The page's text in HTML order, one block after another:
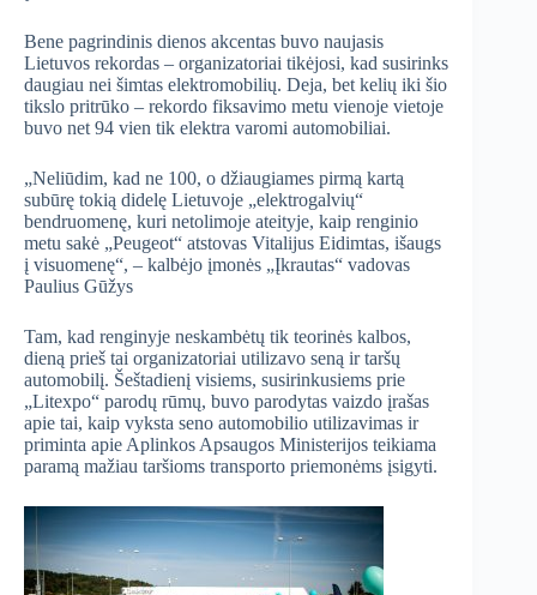
Bene pagrindinis dienos akcentas buvo naujasis
Lietuvos rekordas – organizatoriai tikėjosi, kad susirinks
daugiau nei šimtas elektromobilių. Deja, bet kelių iki šio
tikslo pritrūko – rekordo fiksavimo metu vienoje vietoje
buvo net 94 vien tik elektra varomi automobiliai.
„Neliūdim, kad ne 100, o džiaugiames pirmą kartą
subūrę tokią didelę Lietuvoje „elektrogalvių“
bendruomenę, kuri netolimoje ateityje, kaip renginio
metu sakė „Peugeot“ atstovas Vitalijus Eidimtas, išaugs
į visuomenę“, – kalbėjo įmonės „Įkrautas“ vadovas
Paulius Gūžys
Tam, kad renginyje neskambėtų tik teorinės kalbos,
dieną prieš tai organizatoriai utilizavo seną ir taršų
automobilį. Šeštadienį visiems, susirinkusiems prie
„Litexpo“ parodų rūmų, buvo parodytas vaizdo įrašas
apie tai, kaip vyksta seno automobilio utilizavimas ir
priminta apie Aplinkos Apsaugos Ministerijos teikiama
paramą mažiau taršioms transporto priemonėms įsigyti.